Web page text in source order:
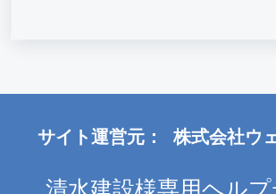
サイト運営元： 株式会社ウ